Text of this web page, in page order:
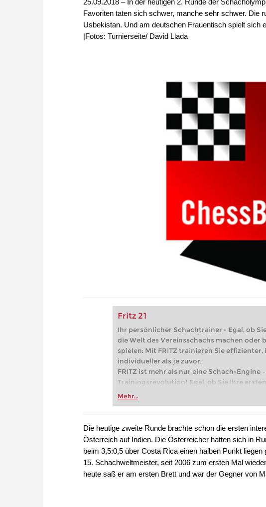
Favoriten taten sich schwer, manche sehr schwer. Die
Usbekistan. Und am deutschen Frauentisch spielt sich
|Fotos: Turnierseite/ David Llada
Fritz 21
Ihr persönlicher Schachtrainer - Egal, ob
die Welt des Vereinsschachs machen oder
spielen: Mit FRITZ trainieren Sie
individueller als je zuvor.
FRITZ ist mehr als nur eine Schach-Engine
Trainingsrevolution! Egal, ob Sie Ihre
Vereinsschachs machen oder bereits auf
zuvor.
Mehr...
Die heutige zweite Runde brachte schon die ersten
Österreich auf Indien. Die Österreicher hatten sich in
beim 3,5:0,5 über Costa Rica einen halben Punkt
15. Schachweltmeister, seit 2006 zum ersten Mal
heute saß er am ersten Brett und war der Gegner von